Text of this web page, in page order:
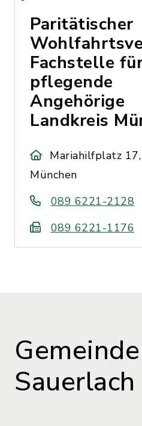
Paritätischer
Fachstelle
pflegende
Angehörige
Landkreis
Mariahilfplatz
München
089 6221-2128
089 6221-1176
Gemeinde
Sauerlach